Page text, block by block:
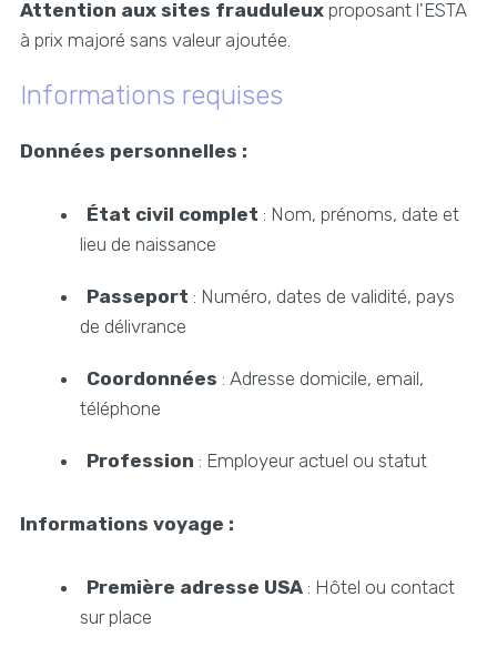
Attention aux sites frauduleuxproposant l'ESTA
à prix majoré sans valeur ajoutée.
Informations requises
Données personnelles :
État civil complet : Nom, prénoms, date et
lieu de naissance
Passeport : Numéro, dates de validité, pays
de délivrance
Coordonnées : Adresse domicile, email,
téléphone
Profession : Employeur actuel ou statut
Informations voyage :
Première adresse USA : Hôtel ou contact
sur place